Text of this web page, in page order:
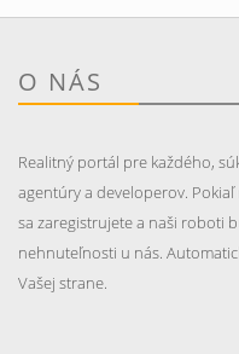
O NÁS
Realitný portál pre každého,
agentúry a developerov.
sa zaregistrujete a naši roboti
nehnuteľnosti u nás.
Vašej strane.